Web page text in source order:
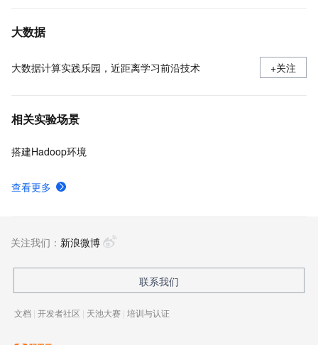
大数据
大数据计算实践乐园，近距离学习前沿技术 +关注
相关实验场景
搭建Hadoop环境
查看更多
关注我们： 新浪微博
联系我们
文档 | 开发者社区 | 天池大赛 | 培训与认证